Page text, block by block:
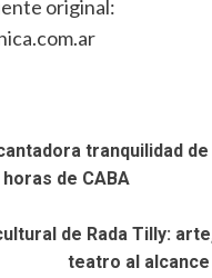
original:
tranquilidad de
de CABA
de Rada Tilly:
teatro al